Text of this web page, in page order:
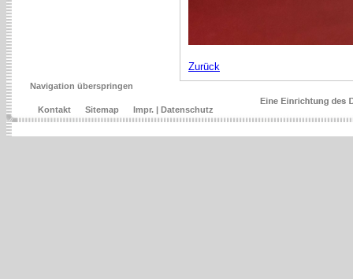
Zurück
Navigation überspringen
Kontakt Sitemap Impr. | Datenschutz